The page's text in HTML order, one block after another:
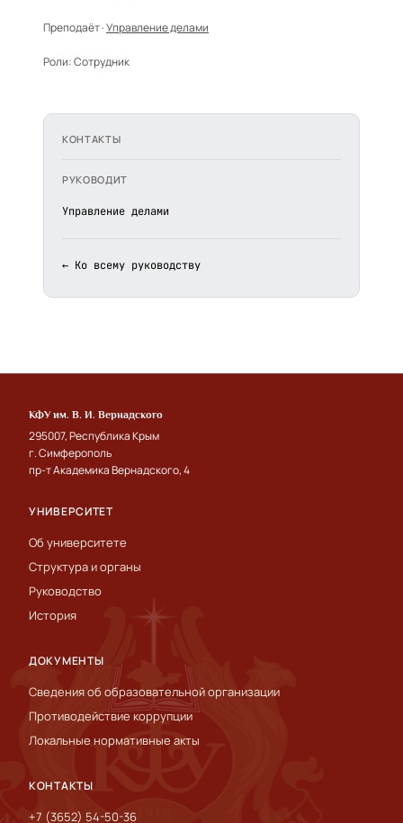
Преподаёт ·Управление делами
Роли:Сотрудник
КОНТАКТЫ
РУКОВОДИТ
Управление делами
← Ко всему руководству
КФУ им. В. И. Вернадского
295007, Республика Крым
г. Симферополь
пр-т Академика Вернадского, 4
УНИВЕРСИТЕТ
Об университете
Структура и органы
Руководство
История
ДОКУМЕНТЫ
Сведения об образовательной организации
Противодействие коррупции
Локальные нормативные акты
КОНТАКТЫ
+7 (3652) 54-50-36